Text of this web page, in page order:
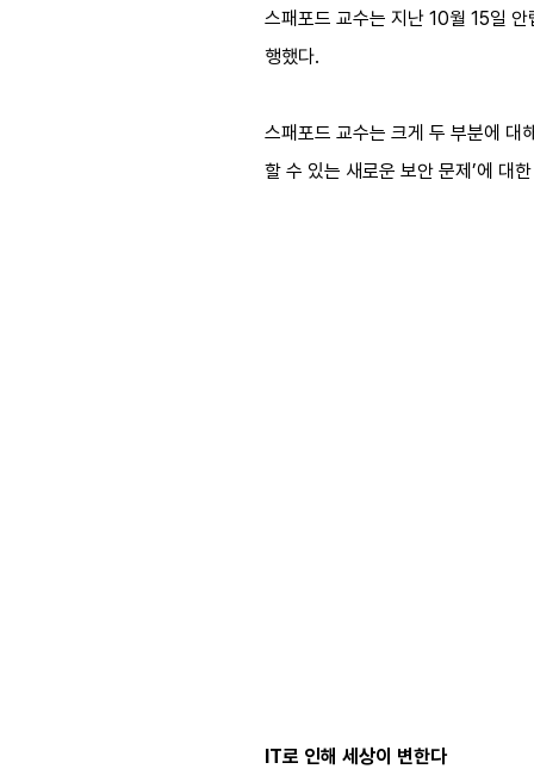
스패포드 교수는 지난 10월 15일
행했다.
스패포드 교수는 크게 두 부분에 대
할 수 있는 새로운 보안 문제’에 대
IT로 인해 세상이 변한다